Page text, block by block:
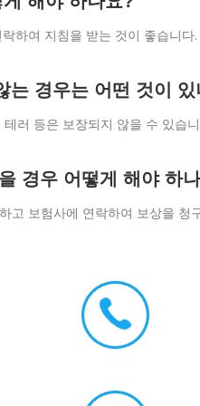
하여 지침을 받는 것이 좋습니
는 경우는 어떤 것이 있
러 등은 보장되지 않을 수 있습
경우 어떻게 해야 하
고 보험사에 연락하여 보상을 청